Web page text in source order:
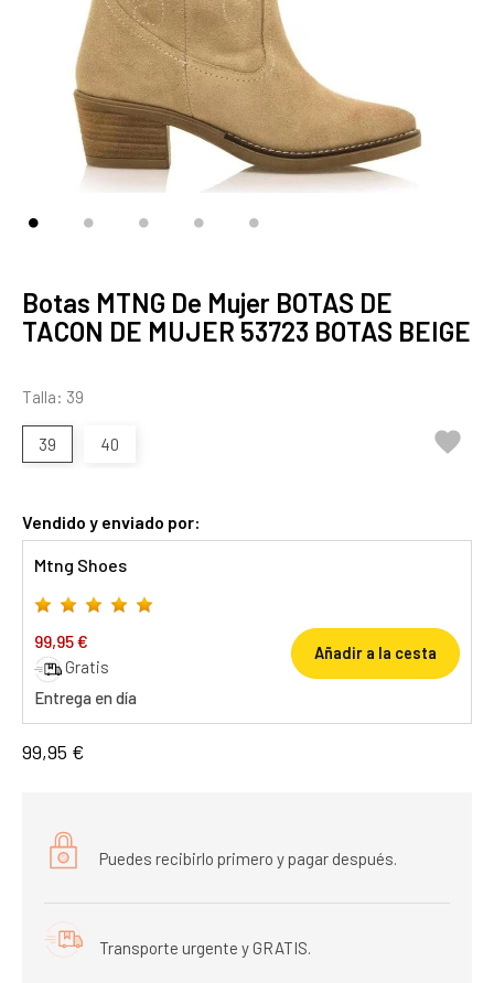
Botas MTNG De Mujer BOTAS DE
TACON DE MUJER 53723 BOTAS BEIGE
Talla: 39
39 40 
Vendido y enviado por:
Mtng Shoes
99,95 €
Gratis
Entrega en día
Añadir a la cesta
99,95 €
Puedes recibirlo primero y pagar después.
Transporte urgente y GRATIS.